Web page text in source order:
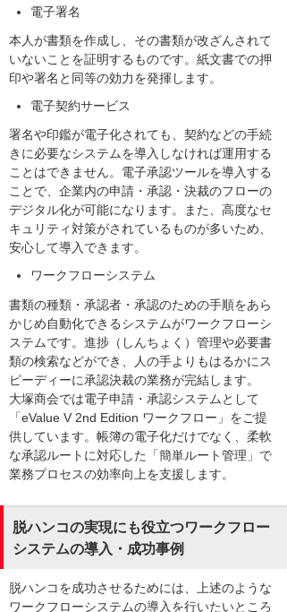
電子署名
本人が書類を作成し、その書類が改ざんされて
いないことを証明するものです。紙文書での押
印や署名と同等の効力を発揮します。
電子契約サービス
署名や印鑑が電子化されても、契約などの手続
きに必要なシステムを導入しなければ運用する
ことはできません。電子承認ツールを導入する
ことで、企業内の申請・承認・決裁のフローの
デジタル化が可能になります。また、高度なセ
キュリティ対策がされているものが多いため、
安心して導入できます。
ワークフローシステム
書類の種類・承認者・承認のための手順をあら
かじめ自動化できるシステムがワークフローシ
ステムです。進捗（しんちょく）管理や必要書
類の検索などができ、人の手よりもはるかにス
ピーディーに承認決裁の業務が完結します。
大塚商会では電子申請・承認システムとして
「eValue V 2nd Edition ワークフロー」をご提
供しています。帳簿の電子化だけでなく、柔軟
な承認ルートに対応した「簡単ルート管理」で
業務プロセスの効率向上を支援します。
脱ハンコの実現にも役立つワークフロー
システムの導入・成功事例
脱ハンコを成功させるためには、上述のような
ワークフローシステムの導入を行いたいところ